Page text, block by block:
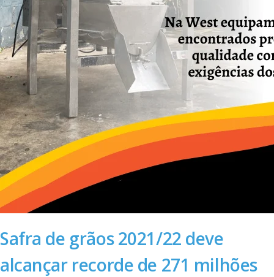
Safra de grãos 2021/22 deve
alcançar recorde de 271 milhões